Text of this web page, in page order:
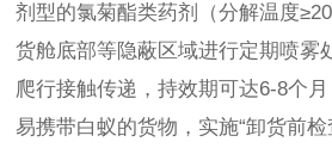
剂型的氯菊酯类药剂（分解温度
货舱底部等隐蔽区域进行定期喷雾
爬行接触传递，持效期可达6-8个
易携带白蚁的货物，实施“卸货前